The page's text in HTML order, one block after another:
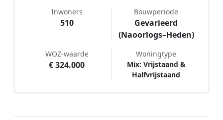
Inwoners
510
Bouwperiode
Gevarieerd
(Naoorlogs–Heden)
WOZ-waarde
€ 324.000
Woningtype
Mix: Vrijstaand &
Halfvrijstaand